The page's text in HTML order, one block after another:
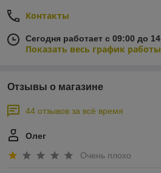
Контакты
Сегодня работает с 09:00 до
Показать весь график работы
Отзывы о магазине
44 отзывов за всё время
Олег
Очень плохо